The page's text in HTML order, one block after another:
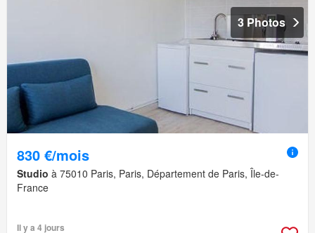
3 Photos
830 €/mois
Studio à 75010 Paris, Paris, Département de Paris, Île-de-
France
Il y a 4 jours